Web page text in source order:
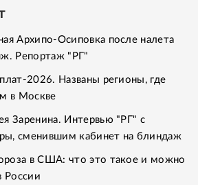
Архипо-Осиповка после налета
Репортаж "РГ"
2026. Названы регионы, где
в Москве
Заренина. Интервью "РГ" с
сменившим кабинет на блиндаж
в США: что это такое и можно
России